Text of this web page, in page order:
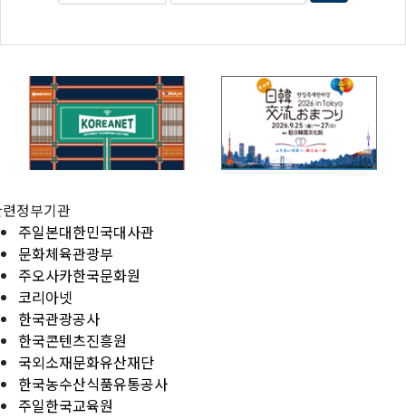
정부기관
주일본대한민국대사관
문화체육관광부
주오사카한국문화원
코리아넷
한국관광공사
한국콘텐츠진흥원
국외소재문화유산재단
한국농수산식품유통공사
주일한국교육원